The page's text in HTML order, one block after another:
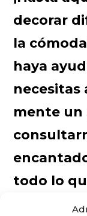
decorar
la
haya
necesitas
mente un
todo lo